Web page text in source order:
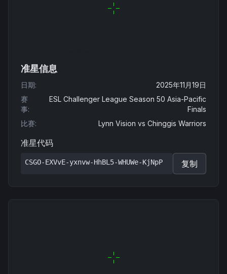
准星信息
日期:
2025年11月19日
赛
事:
ESL Challenger League Season 50 Asia-Pacific
Finals
比赛: Lynn Vision vs Chinggis Warriors
准星代码
CSGO-EXVvE-yxnvw-HhBL5-WHUWe-KjNpP 复制